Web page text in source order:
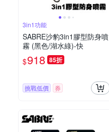
3in1功能
SABRE沙豹3in1膠型防身噴
霧 (黑色/湖水綠)-快
$918 85折
挑戰低價 券